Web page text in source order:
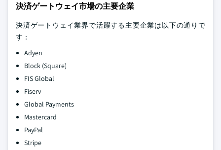
決済ゲートウェイ市場の主要企業
決済ゲートウェイ業界で活躍する主要企業は以下の通りで
す：
Adyen
Block (Square)
FIS Global
Fiserv
Global Payments
Mastercard
PayPal
Stripe